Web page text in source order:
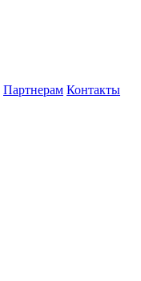
Партнерам Контакты